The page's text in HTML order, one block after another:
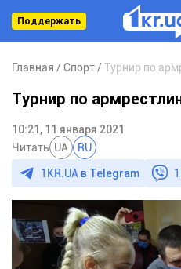
Поддержать
Главная Спорт Турнир по
Турнир по
10:21, 11 января 2021
Читать UA RU
1KR.UA в Telegram